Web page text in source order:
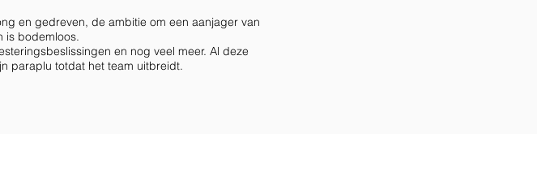
en gedreven, de ambitie om een aanjager van
is bodemloos.
en nog veel meer. Al deze
paraplu totdat het team uitbreidt.